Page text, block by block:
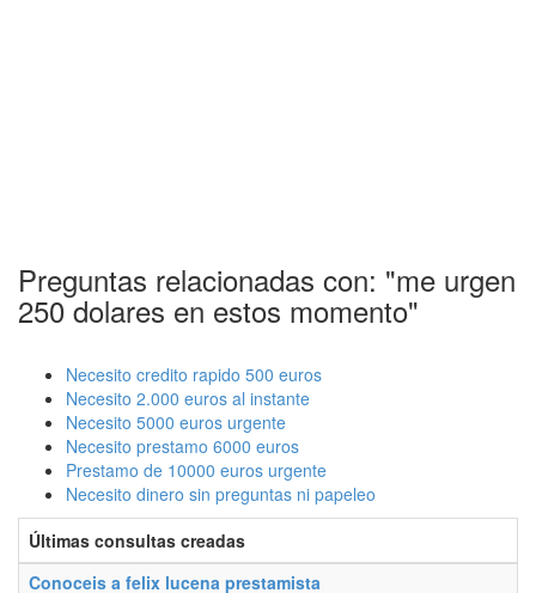
Preguntas relacionadas con: "me urgen
250 dolares en estos momento"
Necesito credito rapido 500 euros
Necesito 2.000 euros al instante
Necesito 5000 euros urgente
Necesito prestamo 6000 euros
Prestamo de 10000 euros urgente
Necesito dinero sin preguntas ni papeleo
Últimas consultas creadas
Conoceis a felix lucena prestamista